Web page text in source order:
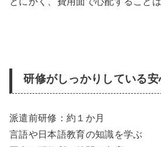
研修がしっかりしている
派遣前研修：約１か月
言語や日本語教育の知識を学ぶ